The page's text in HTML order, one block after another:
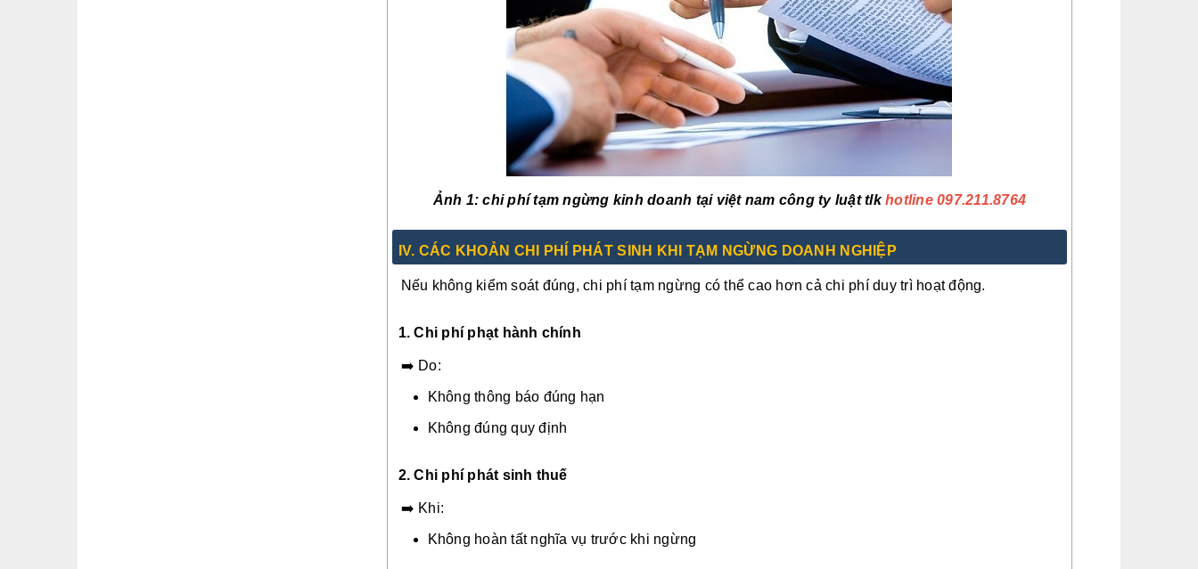
Ảnh 1: chi phí tạm ngừng kinh doanh tại việt nam công ty luật tlkhotline 097.211.8764
IV. CÁC KHOẢN CHI PHÍ PHÁT SINH KHI TẠM NGỪNG DOANH NGHIỆP
Nếu không kiểm soát đúng, chi phí tạm ngừng có thể cao hơn cả chi phí duy trì hoạt động.
1. Chi phí phạt hành chính
➡️ Do:
Không thông báo đúng hạn
Không đúng quy định
2. Chi phí phát sinh thuế
➡️ Khi:
Không hoàn tất nghĩa vụ trước khi ngừng